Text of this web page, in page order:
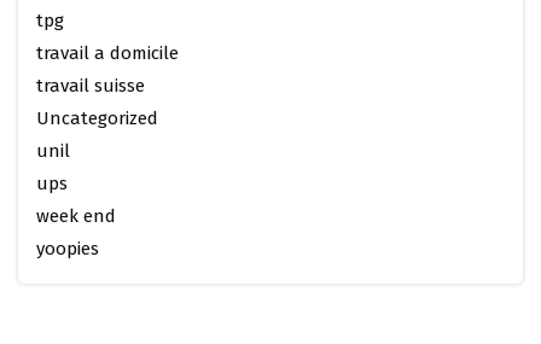
tpg
travail a domicile
travail suisse
Uncategorized
unil
ups
week end
yoopies